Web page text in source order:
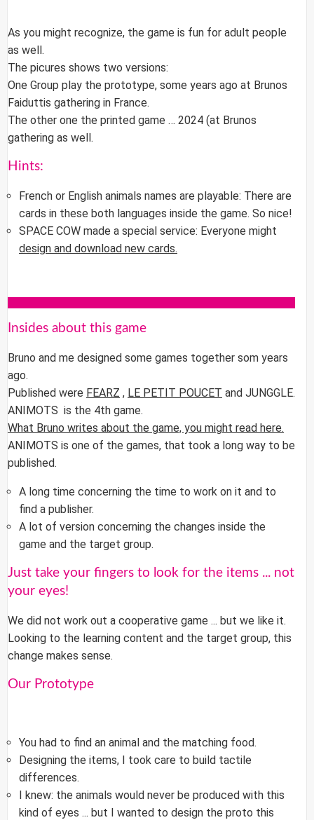
As you might recognize, the game is fun for adult people
as well.
The picures shows two versions:
One Group play the prototype, some years ago at Brunos
Faiduttis gathering in France.
The other one the printed game … 2024 (at Brunos
gathering as well.
Hints:
French or English animals names are playable: There are
cards in these both languages inside the game. So nice!
SPACE COW made a special service: Everyone might
design and download new cards.
Insides about this game
Bruno and me designed some games together som years
ago.
Published were FEARZ , LE PETIT POUCET and JUNGGLE.
ANIMOTS is the 4th game.
What Bruno writes about the game, you might read here.
ANIMOTS is one of the games, that took a long way to be
published.
A long time concerning the time to work on it and to
find a publisher.
A lot of version concerning the changes inside the
game and the target group.
Just take your fingers to look for the items ... not
your eyes!
We did not work out a cooperative game ... but we like it.
Looking to the learning content and the target group, this
change makes sense.
Our Prototype
You had to find an animal and the matching food.
Designing the items, I took care to build tactile
differences.
I knew: the animals would never be produced with this
kind of eyes ... but I wanted to design the proto this